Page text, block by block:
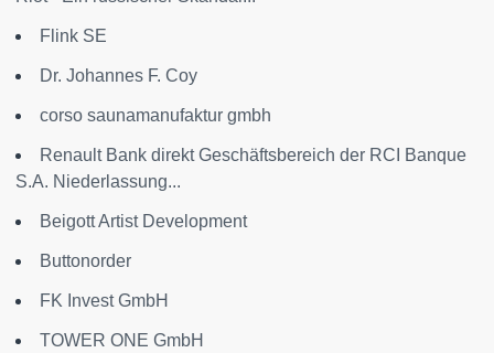
Flink SE
Dr. Johannes F. Coy
corso saunamanufaktur gmbh
Renault Bank direkt Geschäftsbereich der RCI Banque
S.A. Niederlassung...
Beigott Artist Development
Buttonorder
FK Invest GmbH
TOWER ONE GmbH